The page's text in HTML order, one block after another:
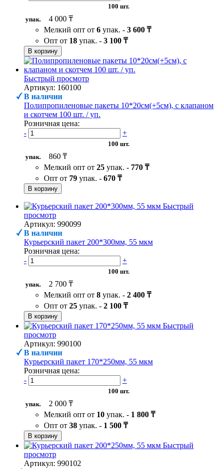
100 шт.
упак.
4 000 ₸
Мелкий опт от 6 упак. - 3 600 ₸
Опт от 18 упак. - 3 100 ₸
В корзину
Быстрый просмотр
Артикул: 160100
В наличии
Полипропиленовые пакеты 10*20см(+5см), с клапаном
и скотчем 100 шт. / уп.
Розничная цена:
-
+
100 шт.
упак.
860 ₸
Мелкий опт от 25 упак. - 770 ₸
Опт от 79 упак. - 670 ₸
В корзину
Быстрый
просмотр
Артикул: 990099
В наличии
Курьерский пакет 200*300мм, 55 мкм
Розничная цена:
-
+
100 шт.
упак.
2 700 ₸
Мелкий опт от 8 упак. - 2 400 ₸
Опт от 25 упак. - 2 100 ₸
В корзину
Быстрый
просмотр
Артикул: 990100
В наличии
Курьерский пакет 170*250мм, 55 мкм
Розничная цена:
-
+
100 шт.
упак.
2 000 ₸
Мелкий опт от 10 упак. - 1 800 ₸
Опт от 38 упак. - 1 500 ₸
В корзину
Быстрый
просмотр
Артикул: 990102